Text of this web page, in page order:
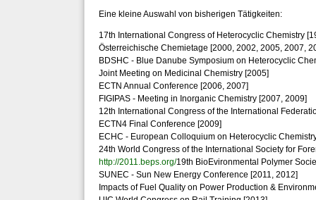
Eine kleine Auswahl von bisherigen Tätigkeiten:
17th International Congress of Heterocyclic Chemistry
Österreichische Chemietage [2000, 2002, 2005, 2007,
BDSHC - Blue Danube Symposium on Heterocyclic
Joint Meeting on Medicinal Chemistry [2005]
ECTN Annual Conference [2006, 2007]
FIGIPAS - Meeting in Inorganic Chemistry [2007, 2009]
12th International Congress of the International
ECTN4 Final Conference [2009]
ECHC - European Colloquium on Heterocyclic
24th World Congress of the International Society for
http://2011.beps.org/19th BioEvironmental Polymer
SUNEC - Sun New Energy Conference [2011, 2012]
Impacts of Fuel Quality on Power Production &